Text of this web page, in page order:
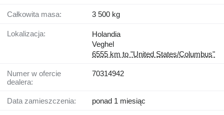
Całkowita masa: 3 500 kg
Lokalizacja:
Holandia
Veghel
6555 km to "United States/Columbus"
Numer w ofercie
dealera:
70314942
Data zamieszczenia: ponad 1 miesiąc